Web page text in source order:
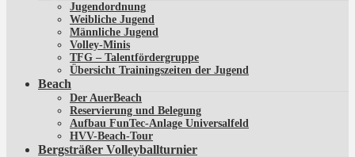
Jugendordnung
Weibliche Jugend
Männliche Jugend
Volley-Minis
TFG – Talentfördergruppe
Übersicht Trainingszeiten der Jugend
Beach
Der AuerBeach
Reservierung und Belegung
Aufbau FunTec-Anlage Universalfeld
HVV-Beach-Tour
Bergsträßer Volleyballturnier